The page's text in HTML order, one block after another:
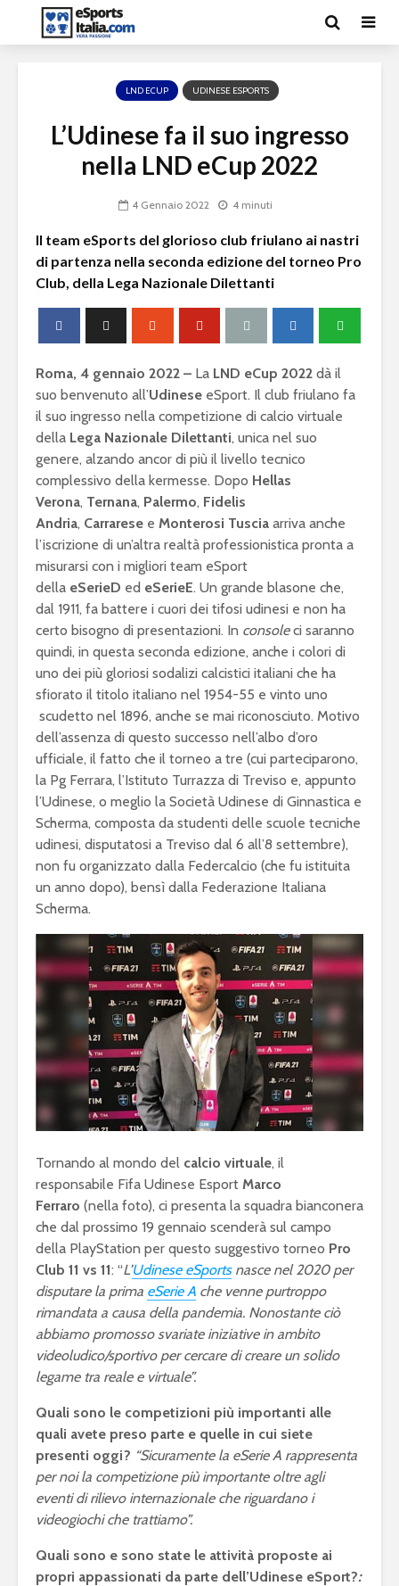
LND ECUP UDINESE ESPORTS
L’Udinese fa il suo ingresso
nella LND eCup 2022
4 Gennaio 2022 4 minuti
Il team eSports del glorioso club friulano ai nastri
di partenza nella seconda edizione del torneo Pro
Club, della Lega Nazionale Dilettanti
Roma, 4 gennaio 2022 – La LND eCup 2022 dà il
suo benvenuto all’Udinese eSport. Il club friulano fa
il suo ingresso nella competizione di calcio virtuale
della Lega Nazionale Dilettanti, unica nel suo
genere, alzando ancor di più il livello tecnico
complessivo della kermesse. Dopo Hellas
Verona, Ternana, Palermo, Fidelis
Andria, Carrarese e Monterosi Tuscia arriva anche
l’iscrizione di un’altra realtà professionistica pronta a
misurarsi con i migliori team eSport
della eSerieD ed eSerieE. Un grande blasone che,
dal 1911, fa battere i cuori dei tifosi udinesi e non ha
certo bisogno di presentazioni. In consoleci saranno
quindi, in questa seconda edizione, anche i colori di
uno dei più gloriosi sodalizi calcistici italiani che ha
sfiorato il titolo italiano nel 1954-55 e vinto uno
scudetto nel 1896, anche se mai riconosciuto. Motivo
dell’assenza di questo successo nell’albo d’oro
ufficiale, il fatto che il torneo a tre (cui parteciparono,
la Pg Ferrara, l’Istituto Turrazza di Treviso e, appunto
l’Udinese, o meglio la Società Udinese di Ginnastica e
Scherma, composta da studenti delle scuole tecniche
udinesi, disputatosi a Treviso dal 6 all’8 settembre),
non fu organizzato dalla Federcalcio (che fu istituita
un anno dopo), bensì dalla Federazione Italiana
Scherma.
Tornando al mondo del calcio virtuale, il
responsabile Fifa Udinese Esport Marco
Ferraro (nella foto), ci presenta la squadra bianconera
che dal prossimo 19 gennaio scenderà sul campo
della PlayStation per questo suggestivo torneo Pro
Club 11 vs 11: “L’Udinese eSportsnasce nel 2020 per
disputare la prima eSerie A che venne purtroppo
rimandata a causa della pandemia. Nonostante ciò
abbiamo promosso svariate iniziative in ambito
videoludico/sportivo per cercare di creare un solido
legame tra reale e virtuale”.
Quali sono le competizioni più importanti alle
quali avete preso parte e quelle in cui siete
presenti oggi? “Sicuramente la eSerie A rappresenta
per noi la competizione più importante oltre agli
eventi di rilievo internazionale che riguardano i
videogiochi che trattiamo”.
Quali sono e sono state le attività proposte ai
propri appassionati da parte dell’Udinese eSport?:
eFootball è il gioco
perfetto: Cross-
Platform, Cross-
L’Atalanta eSports